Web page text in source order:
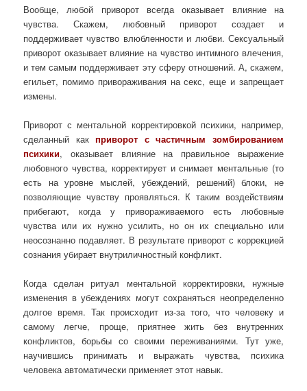
Вообще, любой приворот всегда оказывает влияние на
чувства. Скажем, любовный приворот создает и
поддерживает чувство влюбленности и любви. Сексуальный
приворот оказывает влияние на чувство интимного влечения,
и тем самым поддерживает эту сферу отношений. А, скажем,
егильет, помимо привораживания на секс, еще и запрещает
измены.
Приворот с ментальной корректировкой психики, например,
сделанный какприворот с частичным зомбированием
психики, оказывает влияние на правильное выражение
любовного чувства, корректирует и снимает ментальные (то
есть на уровне мыслей, убеждений, решений) блоки, не
позволяющие чувству проявляться. К таким воздействиям
прибегают, когда у привораживаемого есть любовные
чувства или их нужно усилить, но он их специально или
неосознанно подавляет. В результате приворот с коррекцией
сознания убирает внутриличностный конфликт.
Когда сделан ритуал ментальной корректировки, нужные
изменения в убеждениях могут сохраняться неопределенно
долгое время. Так происходит из-за того, что человеку и
самому легче, проще, приятнее жить без внутренних
конфликтов, борьбы со своими переживаниями. Тут уже,
научившись принимать и выражать чувства, психика
человека автоматически применяет этот навык.